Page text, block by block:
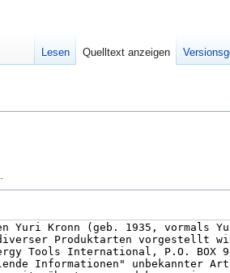
Lesen Quelltext anzeigen